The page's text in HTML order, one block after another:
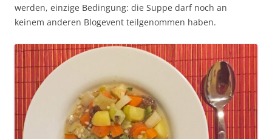
werden, einzige Bedingung: die Suppe darf noch an
keinem anderen Blogevent teilgenommen haben.